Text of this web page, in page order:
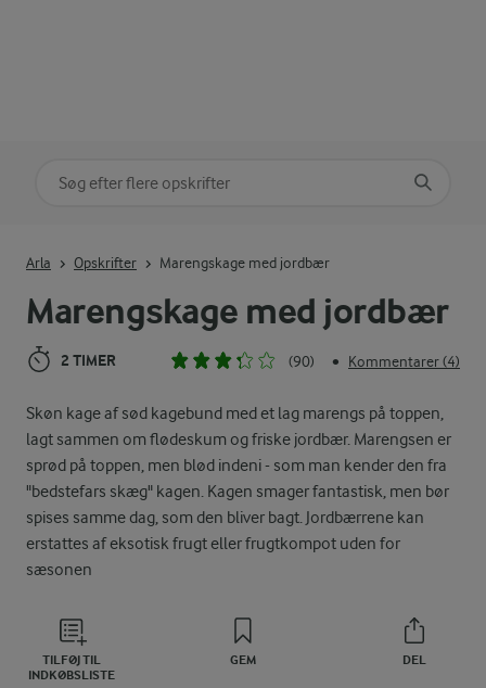
Marengskage med jordbær
2 TIMER (90) • Kommentarer (4)
Skøn kage af sød kagebund med et lag marengs på toppen,
lagt sammen om flødeskum og friske jordbær. Marengsen er
sprød på toppen, men blød indeni - som man kender den fra
"bedstefars skæg" kagen. Kagen smager fantastisk, men bør
spises samme dag, som den bliver bagt. Jordbærrene kan
erstattes af eksotisk frugt eller frugtkompot uden for
sæsonen
TILFØJ TIL
INDKØBSLISTE
GEM DEL
Arla Opskrifter Marengskage med jordbær
Søg på kategori